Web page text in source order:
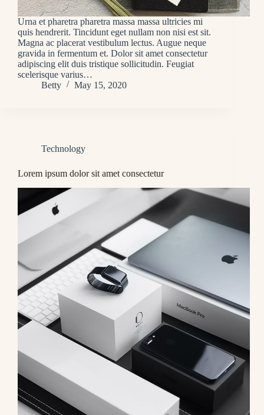
Urna et pharetra pharetra massa massa ultricies mi
quis hendrerit. Tincidunt eget nullam non nisi est sit.
Magna ac placerat vestibulum lectus. Augue neque
gravida in fermentum et. Dolor sit amet consectetur
adipiscing elit duis tristique sollicitudin. Feugiat
scelerisque varius…
Betty
May 15, 2020
Technology
Lorem ipsum dolor sit amet consectetur